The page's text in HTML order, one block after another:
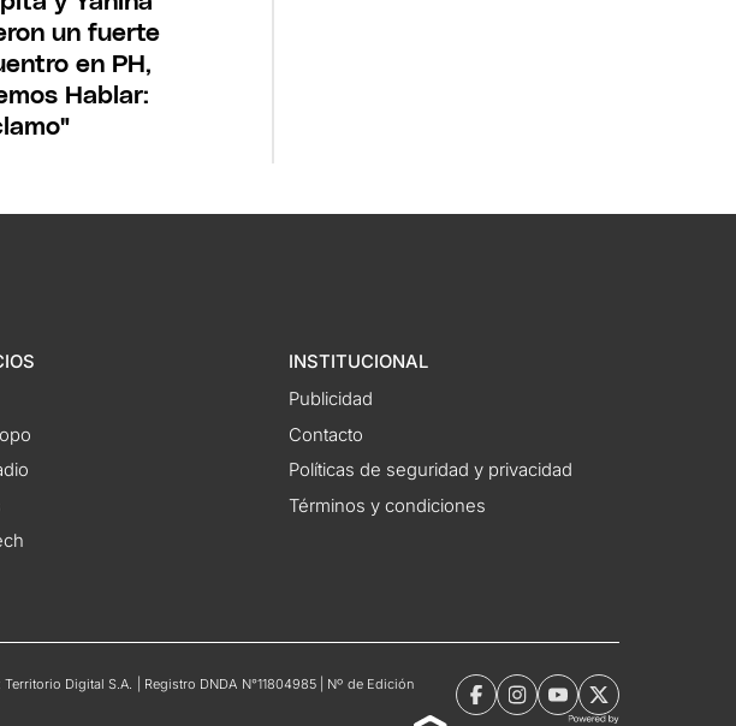
un fuerte
en PH,
Hablar:
INSTITUCIONAL
Publicidad
Contacto
Políticas de seguridad y privacidad
Términos y condiciones
Digital S.A. | Registro DNDA N°11804985 | Nº de Edición